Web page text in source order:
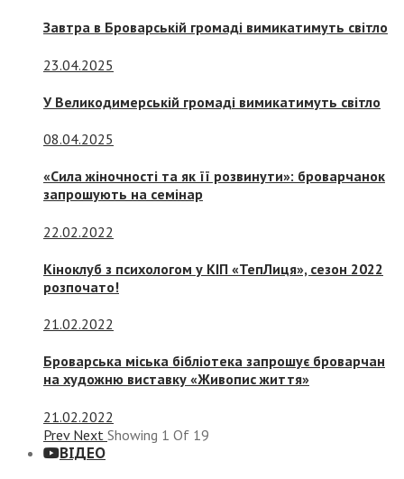
Завтра в Броварській громаді вимикатимуть світло
23.04.2025
У Великодимерській громаді вимикатимуть світло
08.04.2025
«Сила жіночності та як її розвинути»: броварчанок
запрошують на семінар
22.02.2022
Кіноклуб з психологом у КІП «ТепЛиця», сезон 2022
розпочато!
21.02.2022
Броварська міська бібліотека запрошує броварчан
на художню виставку «Живопис життя»
21.02.2022
Prev Next Showing 1 Of 19
ВІДЕО